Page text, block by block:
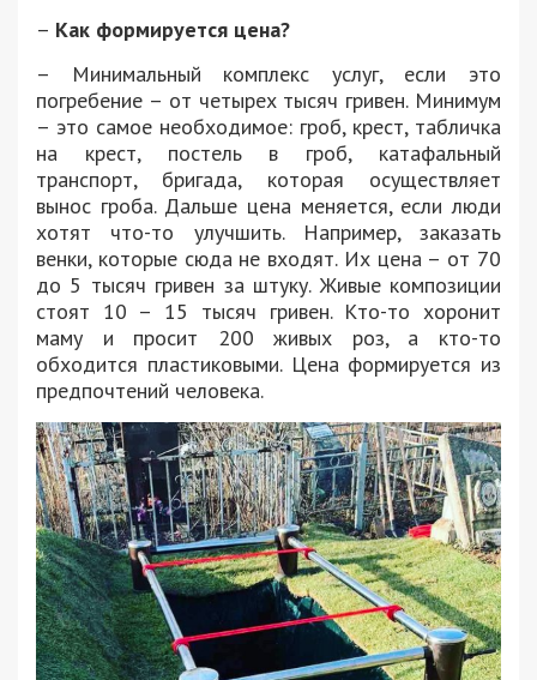
– Как формируется цена?
– Минимальный комплекс услуг, если это
погребение – от четырех тысяч гривен. Минимум
– это самое необходимое: гроб, крест, табличка
на крест, постель в гроб, катафальный
транспорт, бригада, которая осуществляет
вынос гроба. Дальше цена меняется, если люди
хотят что-то улучшить. Например, заказать
венки, которые сюда не входят. Их цена – от 70
до 5 тысяч гривен за штуку. Живые композиции
стоят 10 – 15 тысяч гривен. Кто-то хоронит
маму и просит 200 живых роз, а кто-то
обходится пластиковыми. Цена формируется из
предпочтений человека.